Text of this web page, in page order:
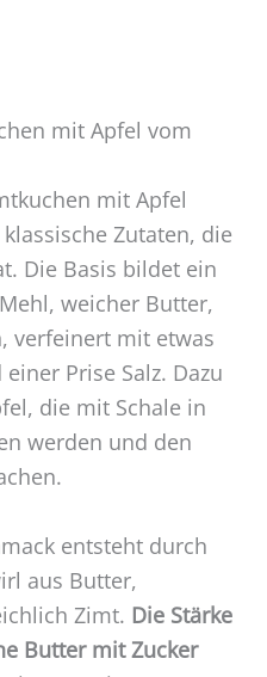
mit Apfel vom
mit Apfel
Zutaten, die
Die Basis bildet ein
weicher Butter,
verfeinert mit etwas
Prise Salz. Dazu
die mit Schale in
werden und den
entsteht durch
aus Butter,
Zimt. Die Stärke
Butter mit Zucker